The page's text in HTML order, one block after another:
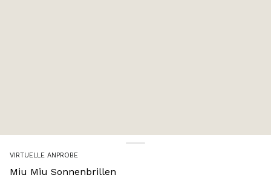
VIRTUELLE ANPROBE
Miu Miu Sonnenbrillen
Farbe: Gläser mit Farbverlauf in Rosa